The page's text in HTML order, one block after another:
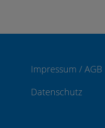
Impressum / AGB
Datenschutz